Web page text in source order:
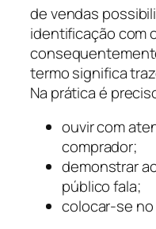
de vendas
identificação com
termo significa
Na prática é
ouvir com
comprador;
demonstrar
público fala;
colocar-se